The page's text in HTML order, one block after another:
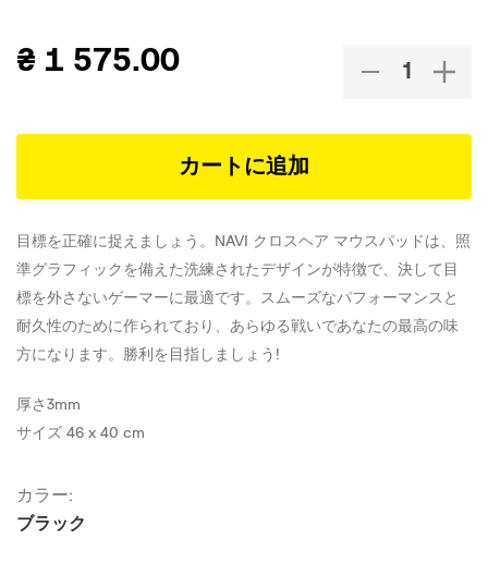
₴ 1 575.00
カートに追加
目標を正確に捉えましょう。NAVI クロスヘア マウスパッドは、照
準グラフィックを備えた洗練されたデザインが特徴で、決して目
標を外さないゲーマーに最適です。スムーズなパフォーマンスと
耐久性のために作られており、あらゆる戦いであなたの最高の味
方になります。勝利を目指しましょう!
厚さ3mm
サイズ 46 x 40 cm
カラー:
ブラック